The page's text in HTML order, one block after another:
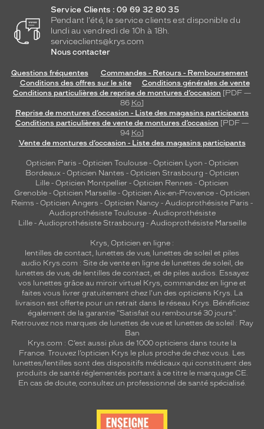
Service Clients : 09 69 32 80 35
Pendant l'été, le service clients est disponible du
lundi au vendredi de 10h à 18h.
serviceclients@krys.com
Nous contacter
Questions fréquentes
Commandes - Retours - Remboursement
Conditions des offres sur le site
Conditions générales de vente
Conditions particulières de reprise de montures d’occasion [PDF —
86 Ko]
Reprise de montures d’occasion - Liste des magasins participants
Conditions particulières de vente de montures d’occasion [PDF —
94 Ko]
Vente de montures d’occasion - Liste des magasins participants
Opticien Paris - Opticien Toulouse- Opticien Lyon - Opticien
Bordeaux- Opticien Nantes - Opticien Strasbourg - Opticien
Lille - Opticien Montpellier - Opticien Rennes - Opticien
Grenoble - Opticien Marseille - Opticien Aix-en-Provence - Opticien
Reims - Opticien Angers - Opticien Nancy - Audioprothésiste Paris -
Audioprothésiste Toulouse- Audioprothésiste
Lille- Audioprothésiste Strasbourg - Audioprothésiste Marseille
Krys, Opticien en ligne :
lentilles de contact, lunettes de vue, lunettes de soleil et piles
audio Krys.com : Site de vente en ligne de lunettes de soleil, de
lunettes de vue, de lentilles de contact, et de piles audios. Essayez
vos lunettes grâce au miroir virtuel Krys, commandez en ligne et
faites vous livrer gratuitement chez l'un des opticiens Krys. La
livraison est offerte pour un retrait dans le réseau Krys. Bénéficiez
également de la garantie "Satisfait ou remboursé 30 jours".
Retrouvez nos marques de lunettes de vue et lunettes de soleil : Ray
Ban
Krys.com : C’est aussi plus de 1000 opticiens dans toute la
France. Trouvez l’opticien Krys le plus proche de chez vous. Les
lunettes/lentilles sont des dispositifs médicaux qui constituent des
produits de santé réglementés portant à ce titre le marquage CE.
En cas de doute, consultez un professionnel de santé spécialisé.